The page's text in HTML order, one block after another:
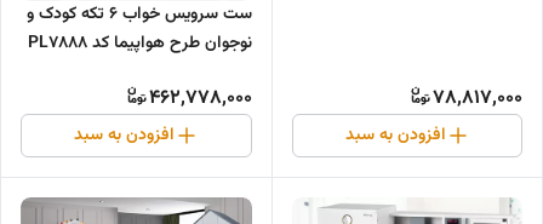
78,817,000
افزودن به سبد
ست سرویس خواب 6 تکه کودک و
نوجوان طرح هواپیما کد PL7888
462,778,000
افزودن به سبد